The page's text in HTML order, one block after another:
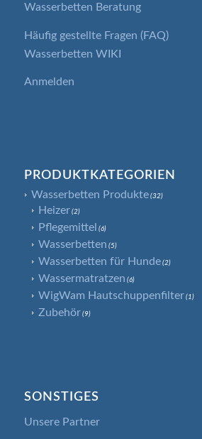
Wasserbetten Beratung
Häufig gestellte Fragen (FAQ)
Wasserbetten WIKI
Anmelden
PRODUKTKATEGORIEN
Wasserbetten Produkte (32)
Heizer (2)
Pflegemittel (6)
Wasserbetten (5)
Wasserbetten für Hunde (2)
Wassermatratzen (6)
WigWam Hautschuppenfilter (1)
Zubehör (9)
SONSTIGES
Unsere Partner